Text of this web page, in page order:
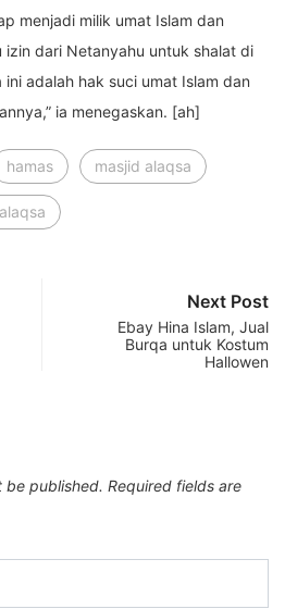
menjadi milik umat Islam dan
izin dari Netanyahu untuk shalat di
adalah hak suci umat Islam dan
ia menegaskan. [ah]
hamas masjid alaqsa
Next Post
Ebay Hina Islam, Jual
Burqa untuk Kostum
Hallowen
be published. Required fields are